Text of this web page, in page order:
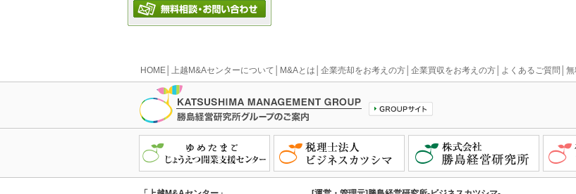
HOME│ 上越M&Aセンターについて M&Aとは 企業売却をお考えの方│ 企業買収をお考えの方│ よくあるご質問